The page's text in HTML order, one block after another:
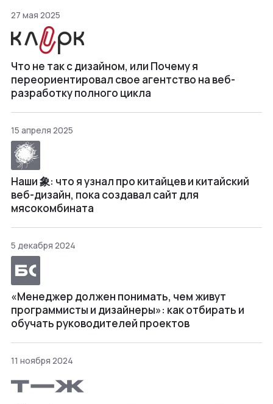
27 мая 2025
Что не так с дизайном, или Почему я
переориентировал свое агентство на веб-
разработку полного цикла
15 апреля 2025
Наши 象: что я узнал про китайцев и китайский
веб-дизайн, пока создавал сайт для
мясокомбината
5 декабря 2024
«Менеджер должен понимать, чем живут
программисты и дизайнеры»: как отбирать и
обучать руководителей проектов
11 ноября 2024